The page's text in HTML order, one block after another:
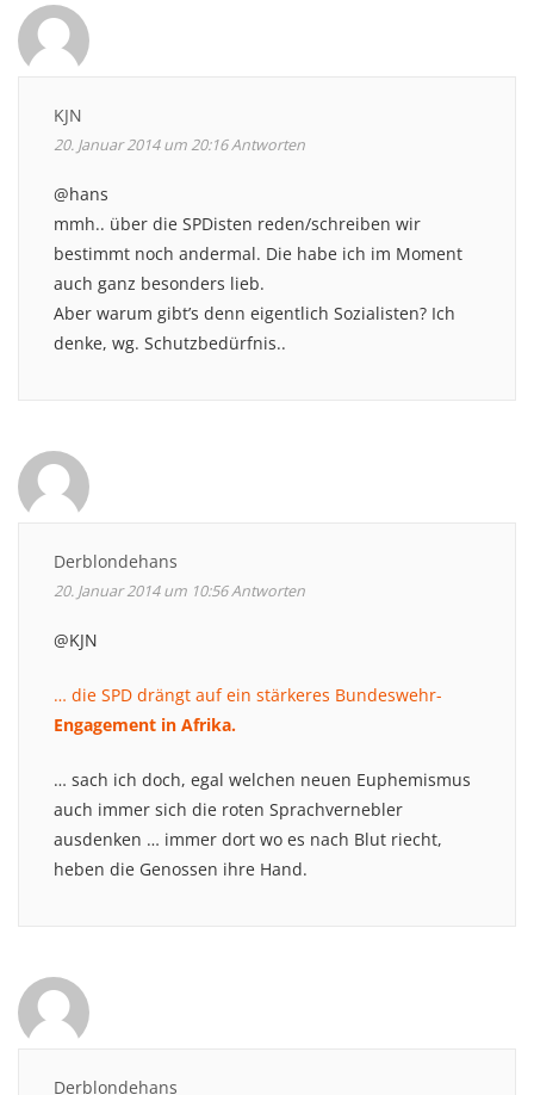
KJN
20. Januar 2014 um 20:16Antworten
@hans
mmh.. über die SPDisten reden/schreiben wir
bestimmt noch andermal. Die habe ich im Moment
auch ganz besonders lieb.
Aber warum gibt’s denn eigentlich Sozialisten? Ich
denke, wg. Schutzbedürfnis..
Derblondehans
20. Januar 2014 um 10:56Antworten
@KJN
… die SPD drängt auf ein stärkeres Bundeswehr-
Engagement in Afrika.
… sach ich doch, egal welchen neuen Euphemismus
auch immer sich die roten Sprachvernebler
ausdenken … immer dort wo es nach Blut riecht,
heben die Genossen ihre Hand.
Derblondehans